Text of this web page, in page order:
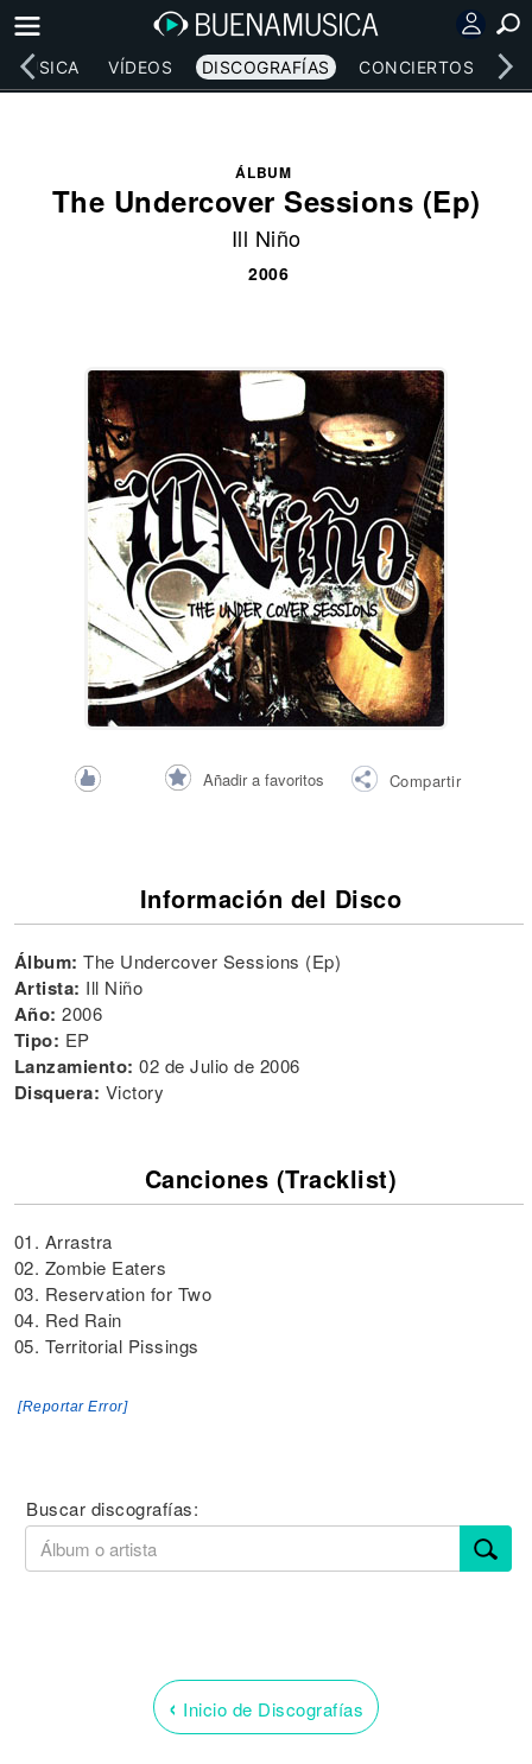
MÚSICA VÍDEOS DISCOGRAFÍAS CONCIERTOS
ÁLBUM
The Undercover Sessions (Ep)
Ill Niño
2006
Añadir a favoritos Compartir
Información del Disco
Álbum: The Undercover Sessions (Ep)
Artista: Ill Niño
Año: 2006
Tipo: EP
Lanzamiento: 02 de Julio de 2006
Disquera: Victory
Canciones (Tracklist)
01. Arrastra
02. Zombie Eaters
03. Reservation for Two
04. Red Rain
05. Territorial Pissings
[Reportar Error]
Buscar discografías:
‹ Inicio de Discografías